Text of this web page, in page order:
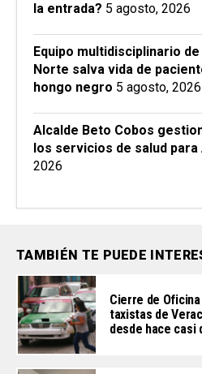
la entrada? 5 agosto, 2026
Equipo multidisciplinario
Norte salva vida de
hongo negro 5 agosto, 2026
Alcalde Beto Cobos
los servicios de salud para
2026
TAMBIÉN TE PUEDE
Cierre de
taxistas de
desde hace casi